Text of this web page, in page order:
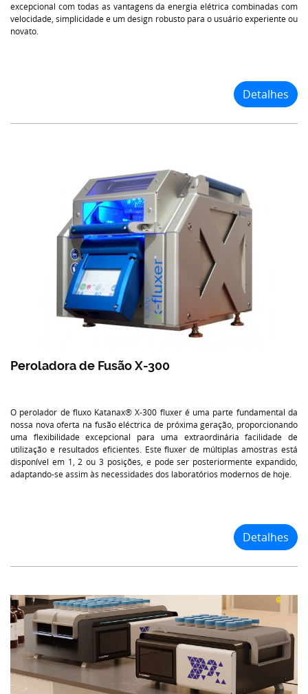
excepcional com todas as vantagens da energia elétrica combinadas com
velocidade, simplicidade e um design robusto para o usuário experiente ou
novato.
Detalhes
Peroladora de Fusão X-300
O perolador de fluxo Katanax® X-300 fluxer é uma parte fundamental da
nossa nova oferta na fusão eléctrica de próxima geração, proporcionando
uma flexibilidade excepcional para uma extraordinária facilidade de
utilização e resultados eficientes. Este fluxer de múltiplas amostras está
disponível em 1, 2 ou 3 posições, e pode ser posteriormente expandido,
adaptando-se assim às necessidades dos laboratórios modernos de hoje.
Detalhes